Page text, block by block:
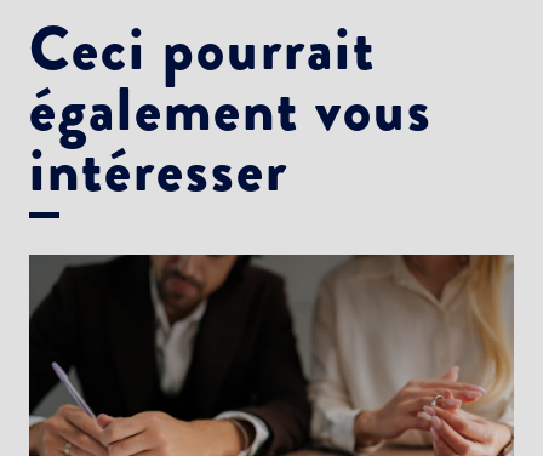
Ceci pourrait
également vous
intéresser